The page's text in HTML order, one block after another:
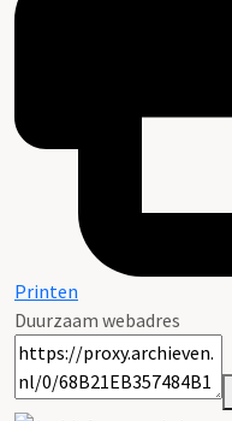
Printen
Duurzaam webadres